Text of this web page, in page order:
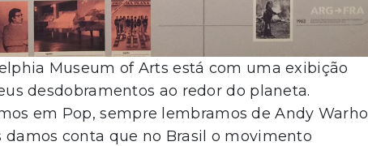
Museum of Arts está com uma exibição
desdobramentos ao redor do planeta.
em Pop, sempre lembramos de Andy Warhol
conta que no Brasil o movimento